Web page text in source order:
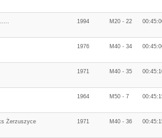
1994 M20 - 22
1976 M40 - 34
1971 M40 - 35
1964 M50 - 7
Żerzuszyce 1971 M40 - 36